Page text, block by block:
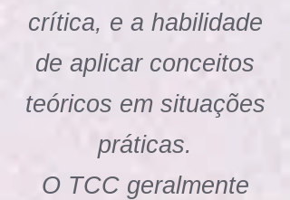
crítica, e a habilidade
de aplicar conceitos
teóricos em situações
práticas.
O TCC geralmente